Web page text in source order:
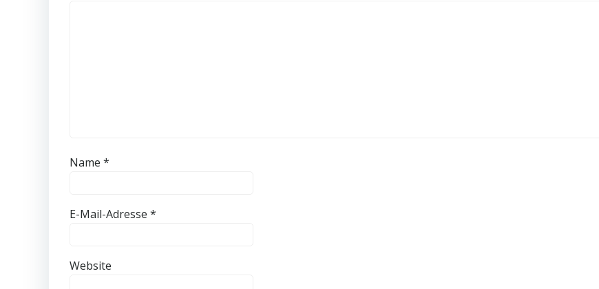
Name *
E-Mail-Adresse *
Website